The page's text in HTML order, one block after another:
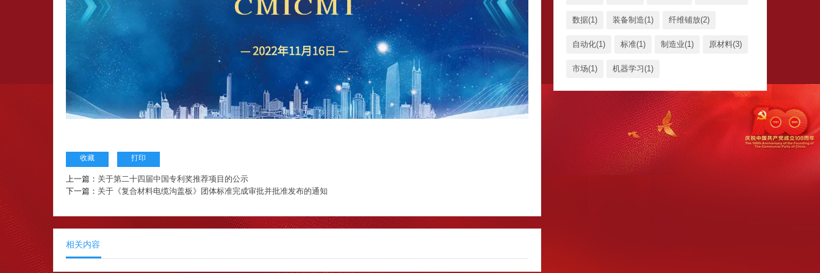
收藏 打印
上一篇： 关于第二十四届中国专利奖推荐项目的公示
下一篇： 关于《复合材料电缆沟盖板》团体标准完成审批并批准发布的通知
相关内容
数据(1) 装备制造(1) 纤维铺放(2)
自动化(1) 标准(1) 制造业(1) 原材料(3)
市场(1) 机器学习(1)